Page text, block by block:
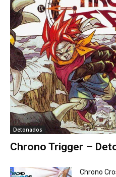
Detonados
Chrono Trigger –
Chrono